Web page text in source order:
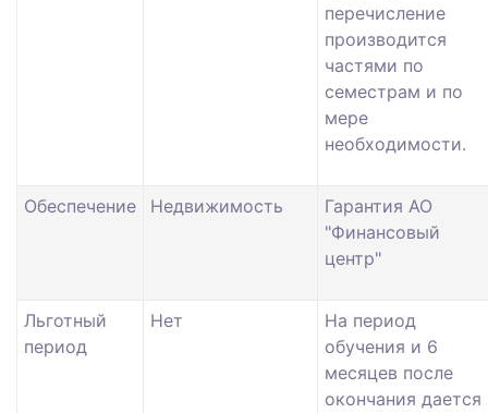
перечисление
производится
частями по
семестрам и по
мере
необходимости.
Обеспечение Недвижимость
Гарантия АО
"Финансовый
центр"
Льготный
период
Нет
На период
обучения и 6
месяцев после
окончания дается